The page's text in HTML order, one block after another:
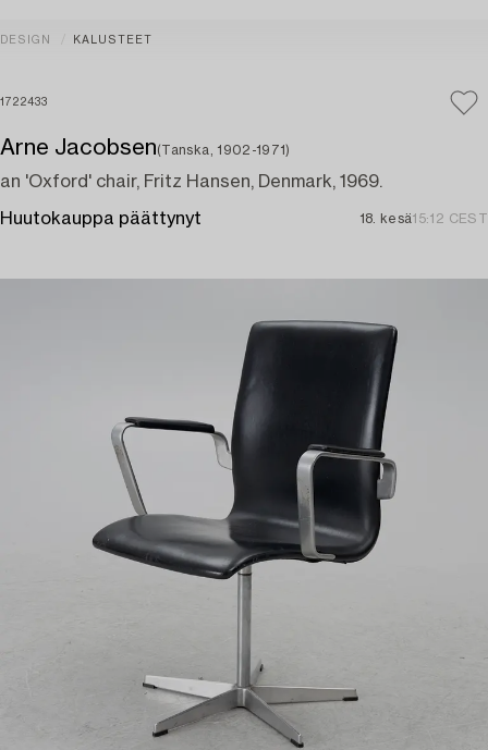
DESIGN KALUSTEET
1722433
Arne Jacobsen(Tanska, 1902-1971)
an 'Oxford' chair, Fritz Hansen, Denmark, 1969.
Huutokauppa päättynyt 18. kesä15:12 CEST